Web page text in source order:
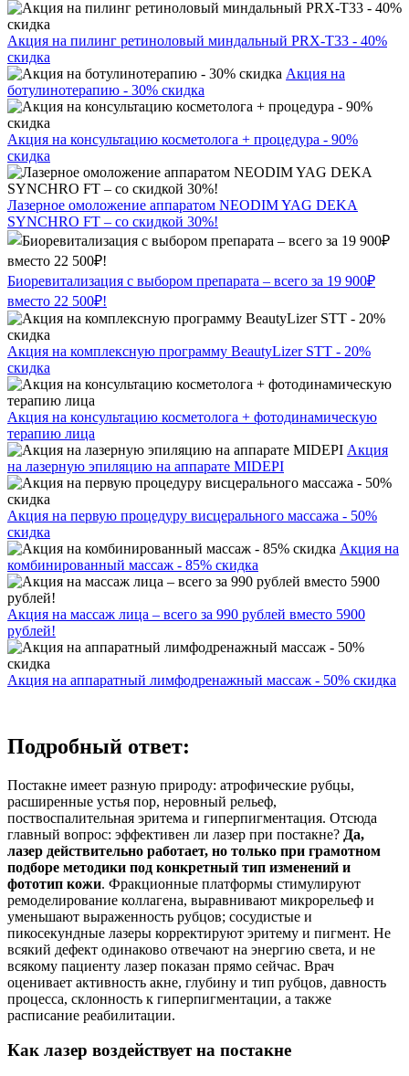
Акция на пилинг ретиноловый миндальный PRX-T33 - 40%
скидка
Акция на
ботулинотерапию - 30% скидка
Акция на консультацию косметолога + процедура - 90%
скидка
Лазерное омоложение аппаратом NEODIM YAG DEKA
SYNCHRO FT – со скидкой 30%!
Биоревитализация с выбором препарата – всего за 19 900₽
вместо 22 500₽!
Акция на комплексную программу BeautyLizer STT - 20%
скидка
Акция на консультацию косметолога + фотодинамическую
терапию лица
Акция
на лазерную эпиляцию на аппарате MIDEPI
Акция на первую процедуру висцерального массажа - 50%
скидка
Акция на
комбинированный массаж - 85% скидка
Акция на массаж лица – всего за 990 рублей вместо 5900
рублей!
Акция на аппаратный лимфодренажный массаж - 50% скидка
Подробный ответ:
Постакне имеет разную природу: атрофические рубцы,
расширенные устья пор, неровный рельеф,
поствоспалительная эритема и гиперпигментация. Отсюда
главный вопрос: эффективен ли лазер при постакне? Да,
лазер действительно работает, но только при грамотном
подборе методики под конкретный тип изменений и
фототип кожи. Фракционные платформы стимулируют
ремоделирование коллагена, выравнивают микрорельеф и
уменьшают выраженность рубцов; сосудистые и
пикосекундные лазеры корректируют эритему и пигмент. Не
всякий дефект одинаково отвечают на энергию света, и не
всякому пациенту лазер показан прямо сейчас. Врач
оценивает активность акне, глубину и тип рубцов, давность
процесса, склонность к гиперпигментации, а также
расписание реабилитации.
Как лазер воздействует на постакне